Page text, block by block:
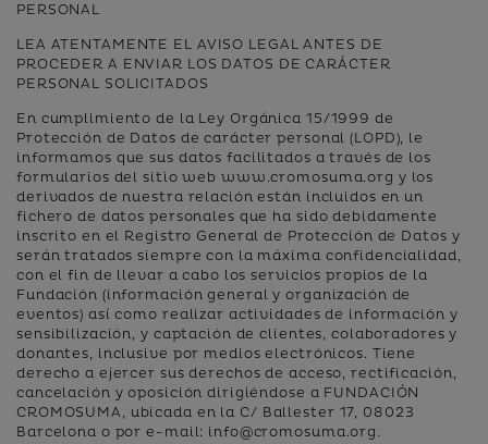
PERSONAL
LEA ATENTAMENTE EL AVISO LEGAL ANTES DE
PROCEDER A ENVIAR LOS DATOS DE CARÁCTER
PERSONAL SOLICITADOS
En cumplimiento de la Ley Orgánica 15/1999 de
Protección de Datos de carácter personal (LOPD), le
informamos que sus datos facilitados a través de los
formularios del sitio web www.cromosuma.org y los
derivados de nuestra relación están incluidos en un
fichero de datos personales que ha sido debidamente
inscrito en el Registro General de Protección de Datos y
serán tratados siempre con la máxima confidencialidad,
con el fin de llevar a cabo los servicios propios de la
Fundación (información general y organización de
eventos) así como realizar actividades de información y
sensibilización, y captación de clientes, colaboradores y
donantes, inclusive por medios electrónicos. Tiene
derecho a ejercer sus derechos de acceso, rectificación,
cancelación y oposición dirigiéndose a FUNDACIÓN
CROMOSUMA, ubicada en la C/ Ballester 17, 08023
Barcelona o por e-mail: info@cromosuma.org.